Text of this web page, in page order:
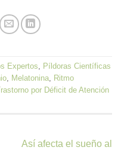
Expertos, Píldoras Científicas
, Melatonina, Ritmo
por Déficit de Atención
Así afecta el sueño al